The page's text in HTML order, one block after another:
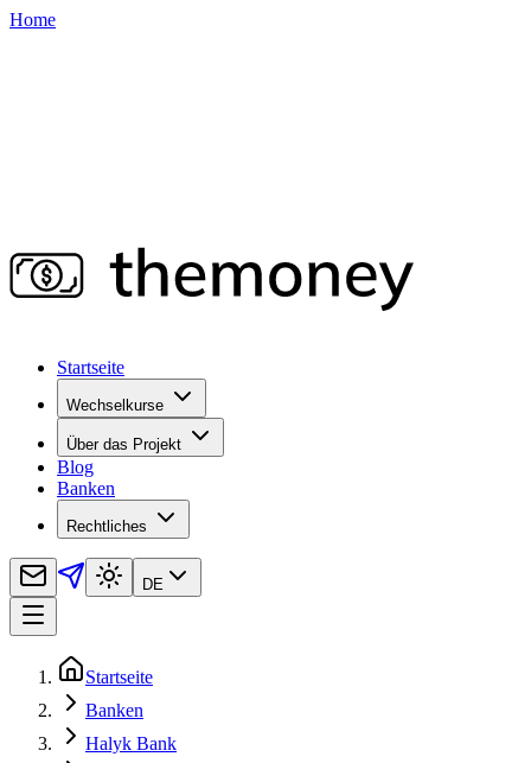
Home
Startseite
Wechselkurse
Über das Projekt
Blog
Banken
Rechtliches
DE
Startseite
Banken
Halyk Bank